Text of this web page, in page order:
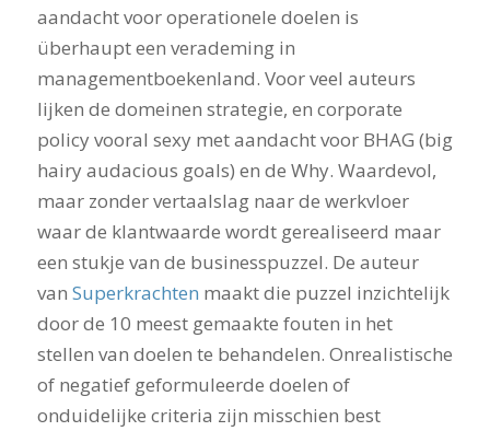
aandacht voor operationele doelen is
überhaupt een verademing in
managementboekenland. Voor veel auteurs
lijken de domeinen strategie, en corporate
policy vooral sexy met aandacht voor BHAG (big
hairy audacious goals) en de Why. Waardevol,
maar zonder vertaalslag naar de werkvloer
waar de klantwaarde wordt gerealiseerd maar
een stukje van de businesspuzzel. De auteur
van Superkrachten maakt die puzzel inzichtelijk
door de 10 meest gemaakte fouten in het
stellen van doelen te behandelen. Onrealistische
of negatief geformuleerde doelen of
onduidelijke criteria zijn misschien best